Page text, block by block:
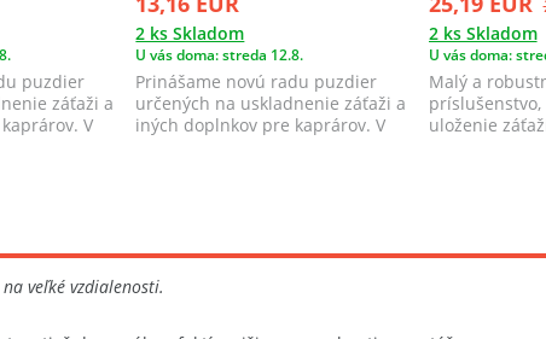
puzdier
záťaži a
V
2 ks Skladom
U vás doma: streda 12.8.
Prinášame novú radu puzdier
určených na uskladnenie záťaži a
iných doplnkov pre kaprárov. V
2 ks Skladom
U vás doma:
Malý a
uloženie
veľké vzdialenosti.